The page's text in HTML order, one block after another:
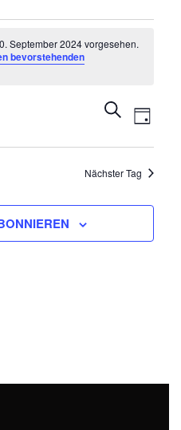
September 2024 vorgesehen.
bevorstehenden
Such-
und
SUCHE
TAG
Nächster Tag